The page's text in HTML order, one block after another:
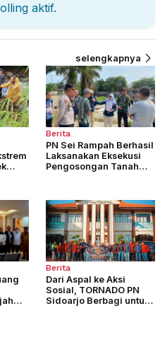
aktif.
selengkapnya
Berita
PN Sei Rampah Berhasil
Laksanakan Eksekusi
Pengosongan Tanah
Berita
Dari Aspal ke Aksi
Sosial, TORNADO PN
Sidoarjo Berbagi untuk